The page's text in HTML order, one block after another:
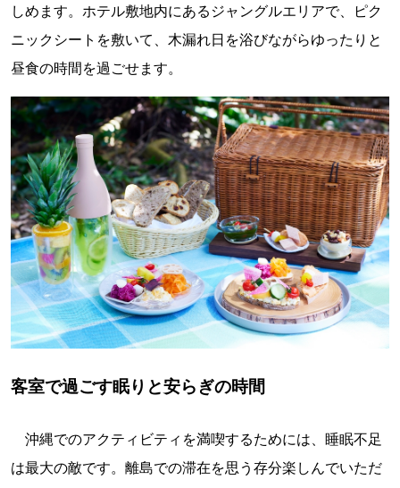
しめます。ホテル敷地内にあるジャングルエリアで、ピク
ニックシートを敷いて、木漏れ日を浴びながらゆったりと
昼食の時間を過ごせます。
客室で過ごす眠りと安らぎの時間
沖縄でのアクティビティを満喫するためには、睡眠不足
は最大の敵です。離島での滞在を思う存分楽しんでいただ